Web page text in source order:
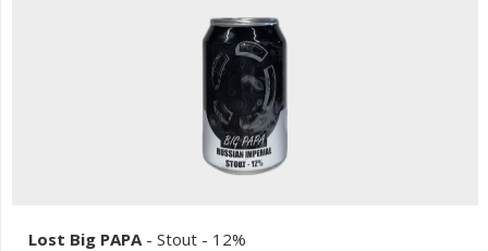
chocoladesmaak toe aan dit bier, terwijl het extract van
gezouten karamel voor een bijzondere twist zorgt. Deze
stout combineert op meesterlijke wijze zoete, hartige en
bittere elementen met roastige nuances, alles
tegelijkertijd. De stroperige dikte getuigt van het dubbel
maishen en het verlengde koken.
Lost Big PAPA - Stout - 12%